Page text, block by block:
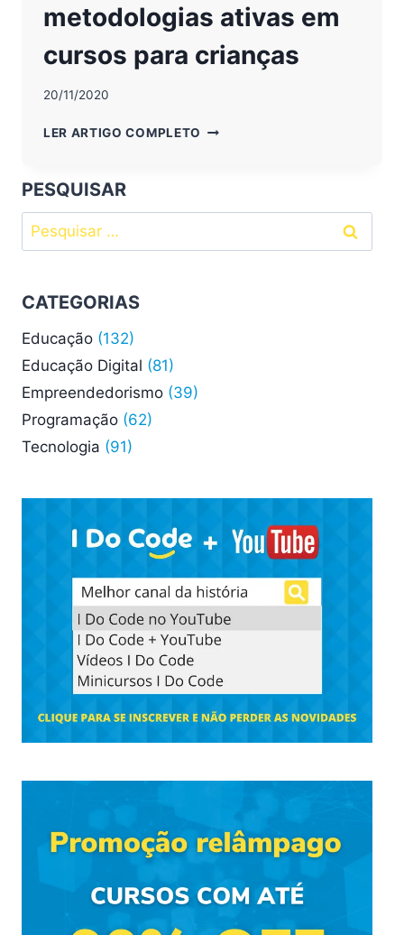
metodologias ativas em
cursos para crianças
20/11/2020
LER ARTIGO COMPLETO SAIBA
PESQUISAR
Pesquisar
por:
CATEGORIAS
Educação (132)
Educação Digital (81)
Empreendedorismo (39)
Programação (62)
Tecnologia (91)